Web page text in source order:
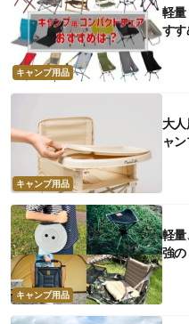
キャンプ用品
軽
すす
キャンプ用品
大
ャ
キャンプ用品
軽
強
すめ